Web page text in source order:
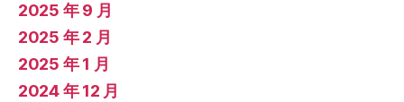
2025 年 9 月
2025 年 2 月
2025 年 1 月
2024 年 12 月